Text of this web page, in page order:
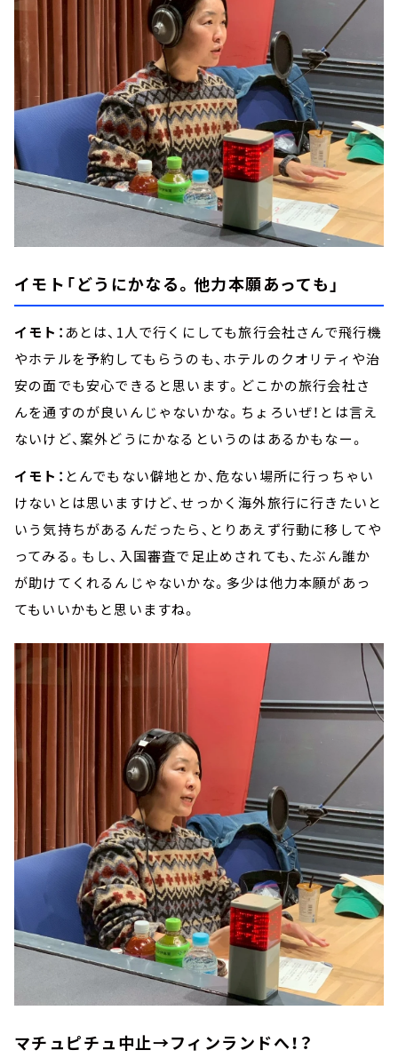
イモト「どうにかなる。他力本願あっても」
イモト： あとは、1人で行くにしても旅行会社さんで飛行機
やホテルを予約してもらうのも、ホテルのクオリティや治
安の面でも安心できると思います。どこかの旅行会社さ
んを通すのが良いんじゃないかな。ちょろいぜ！とは言え
ないけど、案外どうにかなるというのはあるかもなー。
イモト： とんでもない僻地とか、危ない場所に行っちゃい
けないとは思いますけど、せっかく海外旅行に行きたいと
いう気持ちがあるんだったら、とりあえず行動に移してや
ってみる。もし、入国審査で足止めされても、たぶん誰か
が助けてくれるんじゃないかな。多少は他力本願があっ
てもいいかもと思いますね。
マチュピチュ中止→フィンランドへ！？